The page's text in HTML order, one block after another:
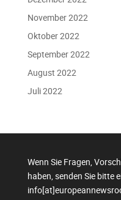
November 2022
Oktober 2022
September 2022
August 2022
Juli 2022
Wenn Sie Fragen,
haben, senden Sie bitte